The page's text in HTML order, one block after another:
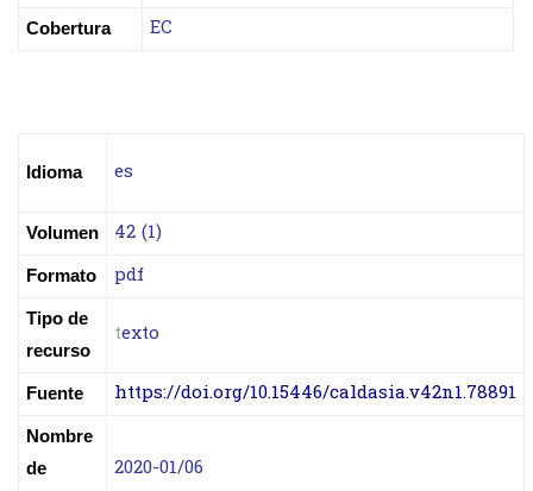
Cobertura EC
Idioma es
Volumen 42 (1)
Formato pdf
Tipo de
recurso
texto
Fuente https://doi.org/10.15446/caldasia.v42n1.78891
Nombre
de
2020-01/06